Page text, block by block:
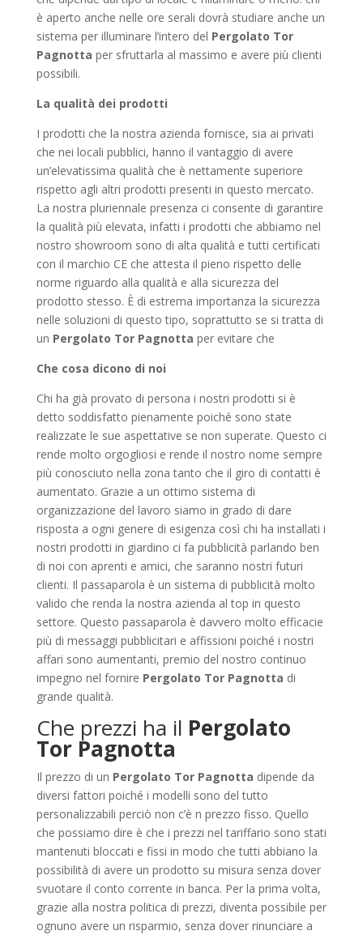
è aperto anche nelle ore serali dovrà studiare anche un
sistema per illuminare l’intero del Pergolato Tor
Pagnotta per sfruttarla al massimo e avere più clienti
possibili.
La qualità dei prodotti
I prodotti che la nostra azienda fornisce, sia ai privati
che nei locali pubblici, hanno il vantaggio di avere
un’elevatissima qualità che è nettamente superiore
rispetto agli altri prodotti presenti in questo mercato.
La nostra pluriennale presenza ci consente di garantire
la qualità più elevata, infatti i prodotti che abbiamo nel
nostro showroom sono di alta qualità e tutti certificati
con il marchio CE che attesta il pieno rispetto delle
norme riguardo alla qualità e alla sicurezza del
prodotto stesso. È di estrema importanza la sicurezza
nelle soluzioni di questo tipo, soprattutto se si tratta di
un Pergolato Tor Pagnotta per evitare che
Che cosa dicono di noi
Chi ha già provato di persona i nostri prodotti si è
detto soddisfatto pienamente poiché sono state
realizzate le sue aspettative se non superate. Questo ci
rende molto orgogliosi e rende il nostro nome sempre
più conosciuto nella zona tanto che il giro di contatti è
aumentato. Grazie a un ottimo sistema di
organizzazione del lavoro siamo in grado di dare
risposta a ogni genere di esigenza così chi ha installati i
nostri prodotti in giardino ci fa pubblicità parlando ben
di noi con aprenti e amici, che saranno nostri futuri
clienti. Il passaparola è un sistema di pubblicità molto
valido che renda la nostra azienda al top in questo
settore. Questo passaparola è davvero molto efficacie
più di messaggi pubblicitari e affissioni poiché i nostri
affari sono aumentanti, premio del nostro continuo
impegno nel fornire Pergolato Tor Pagnotta di
grande qualità.
Che prezzi ha il Pergolato
Tor Pagnotta
Il prezzo di un Pergolato Tor Pagnotta dipende da
diversi fattori poiché i modelli sono del tutto
personalizzabili perciò non c’è n prezzo fisso. Quello
che possiamo dire è che i prezzi nel tariffario sono stati
mantenuti bloccati e fissi in modo che tutti abbiano la
possibilità di avere un prodotto su misura senza dover
svuotare il conto corrente in banca. Per la prima volta,
grazie alla nostra politica di prezzi, diventa possibile per
ognuno avere un risparmio, senza dover rinunciare a